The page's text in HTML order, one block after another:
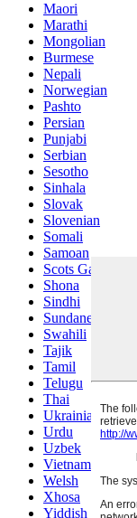
Maori
Marathi
Mongolian
Burmese
Nepali
Norwegian
Pashto
Persian
Punjabi
Serbian
Sesotho
Sinhala
Slovak
Slovenian
Somali
Samoan
Scots Gaelic
Shona
Sindhi
Sundanese
Swahili
Tajik
Tamil
Telugu
Thai
Ukrainian
Urdu
Uzbek
Vietnamese
Welsh
Xhosa
Yiddish